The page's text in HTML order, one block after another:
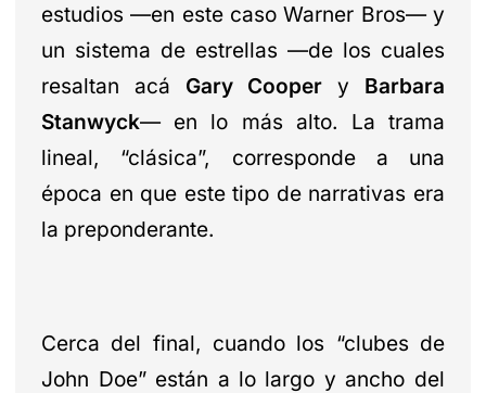
estudios —en este caso Warner Bros— y
un sistema de estrellas —de los cuales
resaltan acá Gary Cooper y Barbara
Stanwyck— en lo más alto. La trama
lineal, “clásica”, corresponde a una
época en que este tipo de narrativas era
la preponderante.
Cerca del final, cuando los “clubes de
John Doe” están a lo largo y ancho del